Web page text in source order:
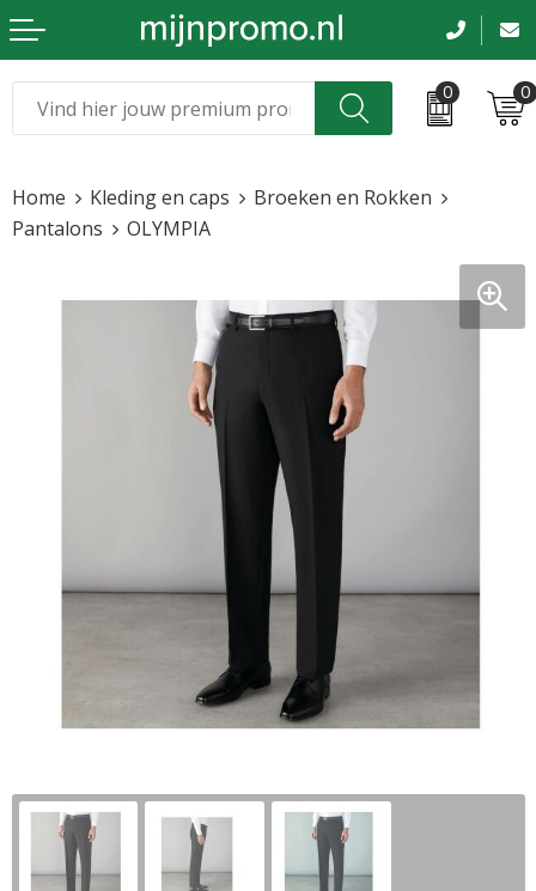
0 0
Kleding & caps
Tassen en reizen
Beurs en evenementen
Bloemen en planten
Sinterklaas
Home Kleding en caps
Broeken en Rokken
Pantalons
OLYMPIA